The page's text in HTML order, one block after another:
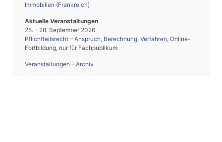
Immobilien (Frankreich)
Aktuelle Veranstaltungen
25. – 28. September 2026
Pflichtteilsrecht – Anspruch, Berechnung, Verfahren, Online-
Fortbildung, nur für Fachpublikum
Veranstaltungen – Archiv